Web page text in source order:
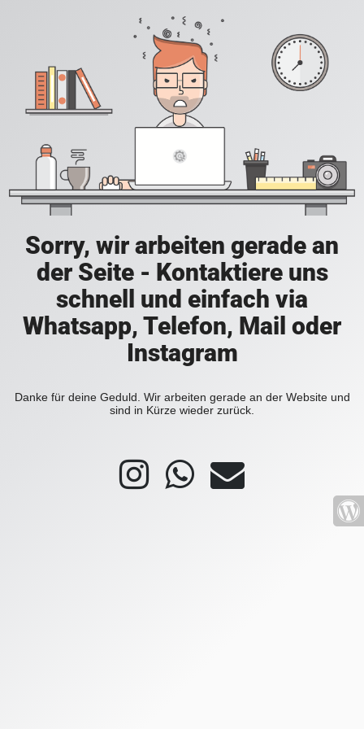
Sorry, wir arbeiten gerade an
der Seite - Kontaktiere uns
schnell und einfach via
Whatsapp, Telefon, Mail oder
Instagram
Danke für deine Geduld. Wir arbeiten gerade an der Website und
sind in Kürze wieder zurück.